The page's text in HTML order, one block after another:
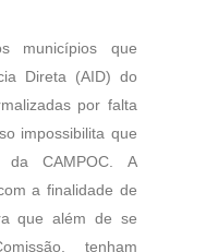
municípios que
Direta (AID) do
por falta
impossibilita que
da CAMPOC. A
a finalidade de
que além de se
tenham